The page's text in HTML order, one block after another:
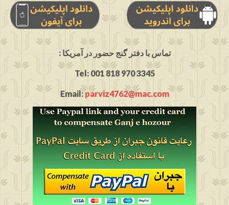
: تماس با دفتر گنج حضور در آمریکا
Tel: 001 818 970 3345
Email:parviz4762@mac.com